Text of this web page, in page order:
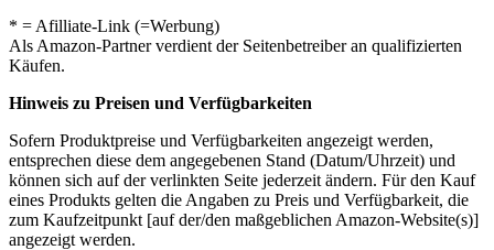
* = Afilliate-Link (=Werbung)
Als Amazon-Partner verdient der Seitenbetreiber an qualifizierten
Käufen.
Hinweis zu Preisen und Verfügbarkeiten
Sofern Produktpreise und Verfügbarkeiten angezeigt werden,
entsprechen diese dem angegebenen Stand (Datum/Uhrzeit) und
können sich auf der verlinkten Seite jederzeit ändern. Für den Kauf
eines Produkts gelten die Angaben zu Preis und Verfügbarkeit, die
zum Kaufzeitpunkt [auf der/den maßgeblichen Amazon-Website(s)]
angezeigt werden.